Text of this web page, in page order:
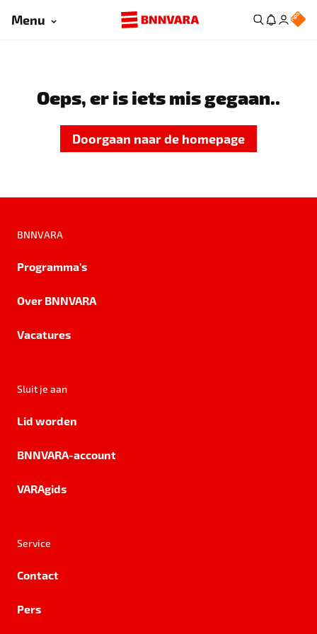
Menu
Oeps, er is iets mis gegaan..
Doorgaan naar de homepage
BNNVARA
Programma's
Over BNNVARA
Vacatures
Sluit je aan
Lid worden
BNNVARA-account
VARAgids
Service
Contact
Pers